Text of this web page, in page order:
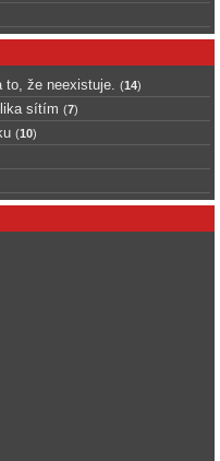
že neexistuje. (14)
sítím (7)
(10)